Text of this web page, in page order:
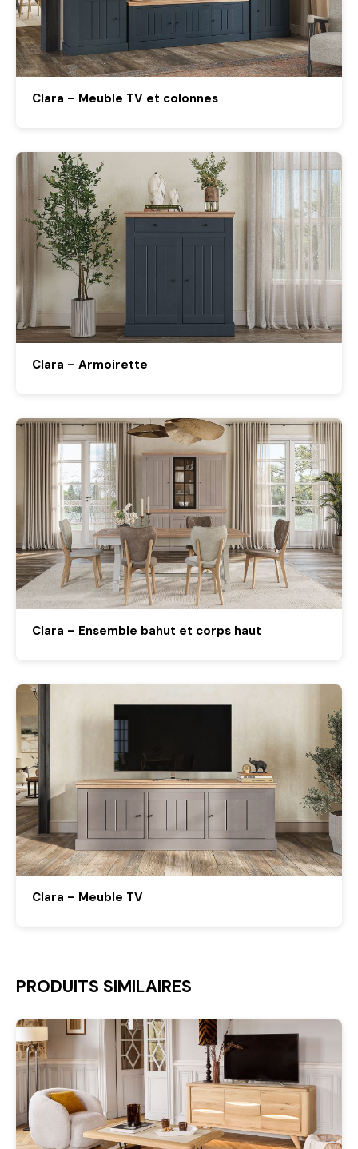
Clara – Meuble TV et colonnes
Clara – Armoirette
Clara – Ensemble bahut et corps haut
Clara – Meuble TV
PRODUITS SIMILAIRES